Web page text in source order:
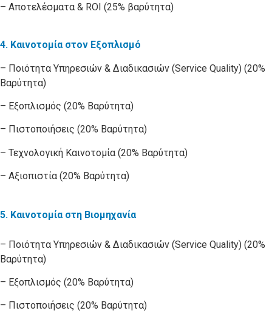
– Αποτελέσματα & ROI (25% βαρύτητα)
4. Καινοτομία στον Εξοπλισμό
– Ποιότητα Υπηρεσιών & Διαδικασιών (Service Quality) (20%
Βαρύτητα)
– Εξοπλισμός (20% Βαρύτητα)
– Πιστοποιήσεις (20% Βαρύτητα)
– Τεχνολογική Καινοτομία (20% Βαρύτητα)
– Αξιοπιστία (20% Βαρύτητα)
5. Καινοτομία στη Βιομηχανία
– Ποιότητα Υπηρεσιών & Διαδικασιών (Service Quality) (20%
Βαρύτητα)
– Εξοπλισμός (20% Βαρύτητα)
– Πιστοποιήσεις (20% Βαρύτητα)